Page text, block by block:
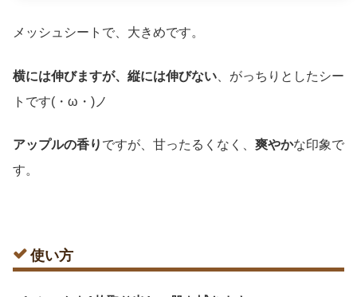
メッシュシートで、大きめです。
横には伸びますが、縦には伸びない 、がっちりとしたシー
トです(・ω・)ノ
アップルの香り ですが、甘ったるくなく、 爽やかな印象で
す。
使い方